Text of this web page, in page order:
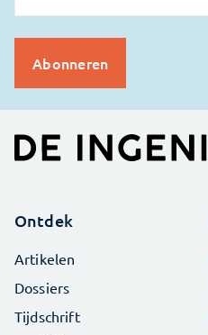
Ontdek
Artikelen
Dossiers
Tijdschrift